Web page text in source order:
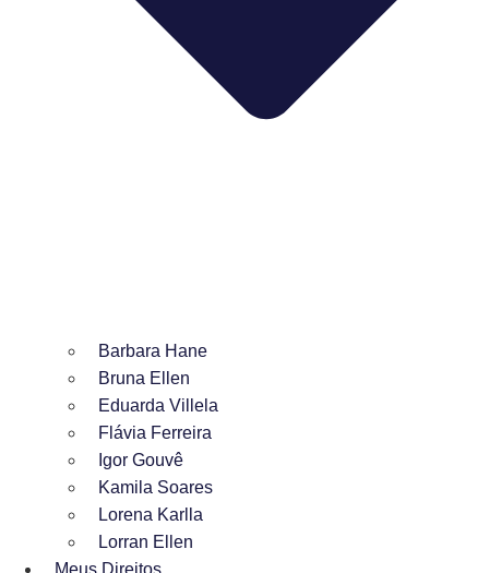
Barbara Hane
Bruna Ellen
Eduarda Villela
Flávia Ferreira
Igor Gouvê
Kamila Soares
Lorena Karlla
Lorran Ellen